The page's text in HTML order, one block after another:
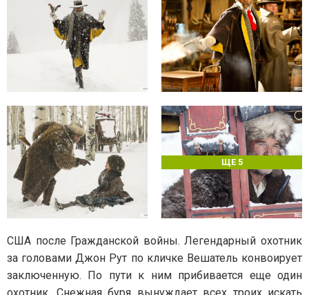
ЩЕ 5
США после Гражданской войны. Легендарный охотник
за головами Джон Рут по кличке Вешатель конвоирует
заключенную. По пути к ним прибивается еще один